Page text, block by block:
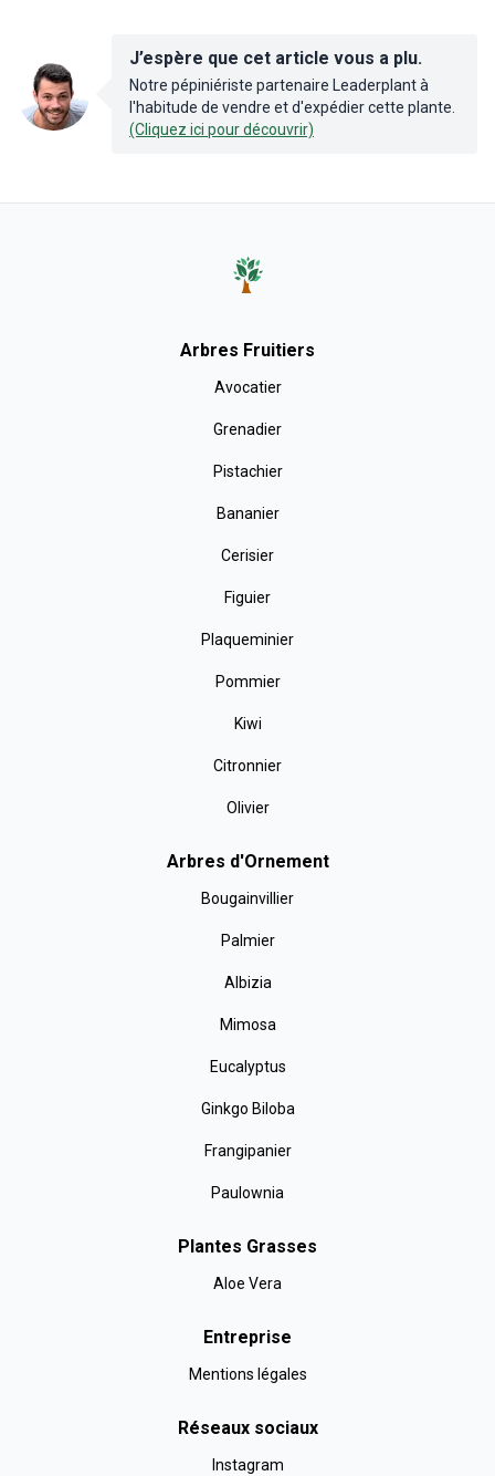
J’espère que cet article vous a plu.
Notre pépiniériste partenaire Leaderplant à
l'habitude de vendre et d'expédier cette plante.
(Cliquez ici pour découvrir)
Arbres Fruitiers
Avocatier
Grenadier
Pistachier
Bananier
Cerisier
Figuier
Plaqueminier
Pommier
Kiwi
Citronnier
Olivier
Arbres d'Ornement
Bougainvillier
Palmier
Albizia
Mimosa
Eucalyptus
Ginkgo Biloba
Frangipanier
Paulownia
Plantes Grasses
Aloe Vera
Entreprise
Mentions légales
Réseaux sociaux
Instagram